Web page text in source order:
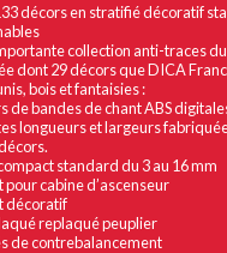
décors en stratifié décoratif
collection anti-traces
dont 29 décors que DICA
bois et fantaisies :
de bandes de chant ABS
longueurs et largeurs
standard du 3 au 16 mm
pour cabine d’ascenseur
décoratif
replaqué peuplier
de contrebalancement